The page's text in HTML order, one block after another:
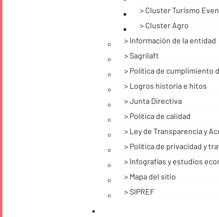
Cluster Turismo
Cluster Agro
Información de la entidad
Sagrilaft
Política de cumplimiento
Logros historia e hitos
Junta Directiva
Política de calidad
Ley de Transparencia y
Política de privacidad y
Infografías y estudios
Mapa del sitio
SIPREF